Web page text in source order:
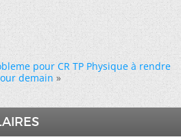
pour CR TP Physique à rendre
demain »